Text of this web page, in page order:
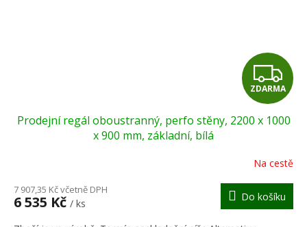
Z
D
A
R
M
A
ZDARMA
Prodejní regál oboustranný, perfo stěny, 2200 x 1000
x 900 mm, základní, bílá
Na cestě
7 907,35 Kč včetně DPH
6 535 Kč / ks
Do košíku